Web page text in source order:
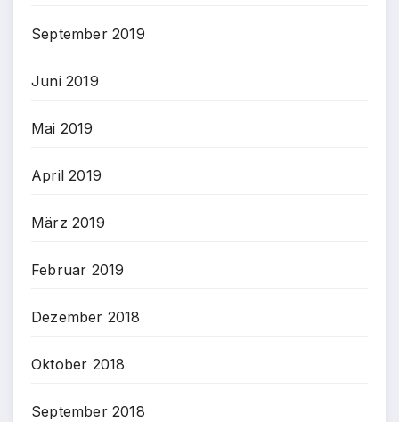
September 2019
Juni 2019
Mai 2019
April 2019
März 2019
Februar 2019
Dezember 2018
Oktober 2018
September 2018